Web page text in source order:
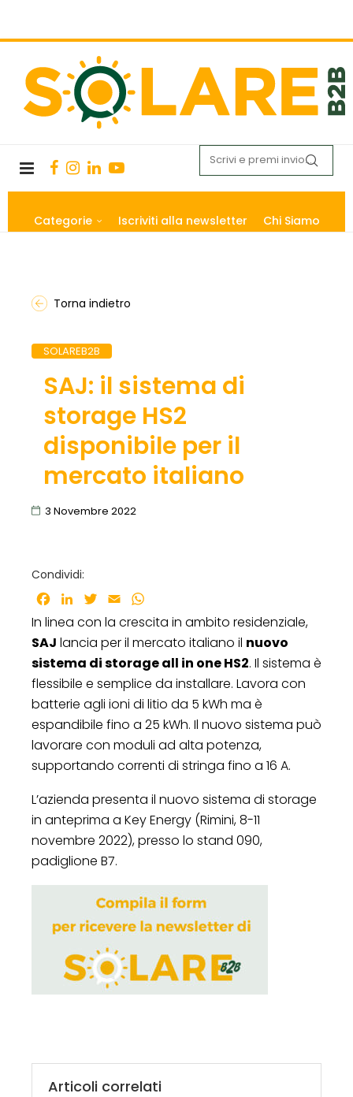
Categorie Iscriviti alla newsletter Chi Siamo
Torna indietro
SOLAREB2B
SAJ: il sistema di
storage HS2
disponibile per il
mercato italiano
3 Novembre 2022
Condividi:
Facebook
LinkedInTwitter
Email
In linea con la crescita in ambito residenziale,
SAJ lancia per il mercato italiano il nuovo
sistema di storage all in one HS2. Il sistema è
flessibile e semplice da installare. Lavora con
batterie agli ioni di litio da 5 kWh ma è
espandibile fino a 25 kWh. Il nuovo sistema può
lavorare con moduli ad alta potenza,
supportando correnti di stringa fino a 16 A.
L’azienda presenta il nuovo sistema di storage
in anteprima a Key Energy (Rimini, 8-11
novembre 2022), presso lo stand 090,
padiglione B7.
Articoli correlati